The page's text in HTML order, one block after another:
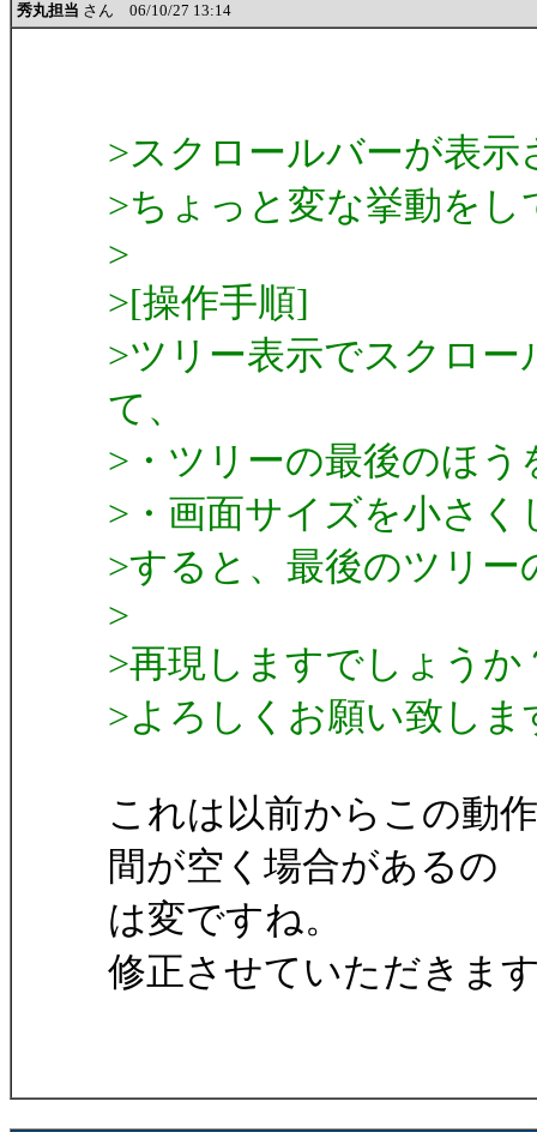
秀丸担当 さん 06/10/27 13:14
>スクロールバーが表
>ちょっと変な挙動をし
>
>[操作手順]
>ツリー表示でスクロ
て、
>・ツリーの最後のほう
>・画面サイズを小さ
>すると、最後のツリ
>
>再現しますでしょうか
>よろしくお願い致しま
これは以前からこの動
間が空く場合があるの
は変ですね。
修正させていただきま